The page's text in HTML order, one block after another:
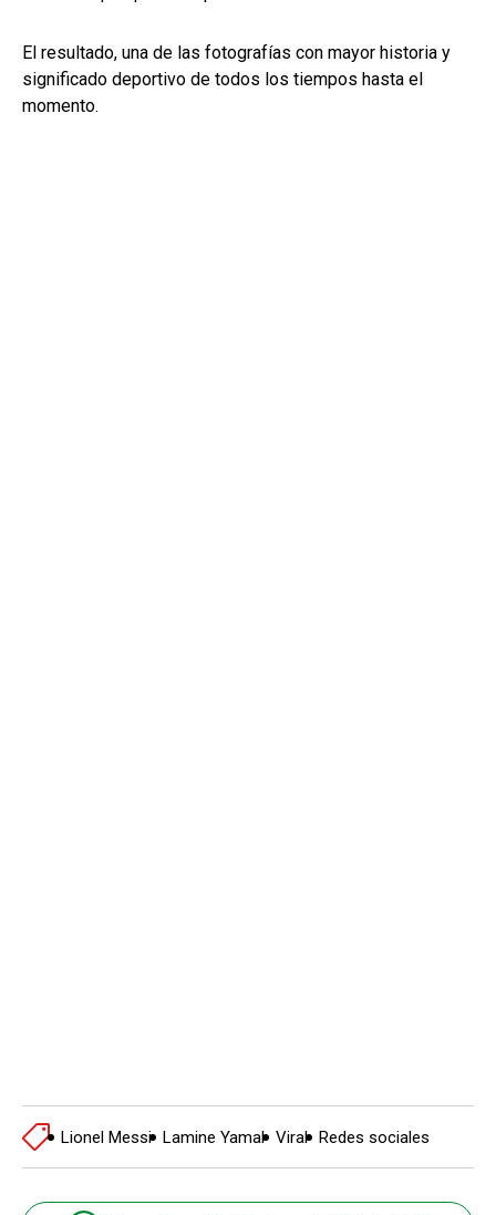
El resultado, una de las fotografías con mayor historia y
significado deportivo de todos los tiempos hasta el
momento.
Lionel Messi Lamine Yamal Viral Redes sociales